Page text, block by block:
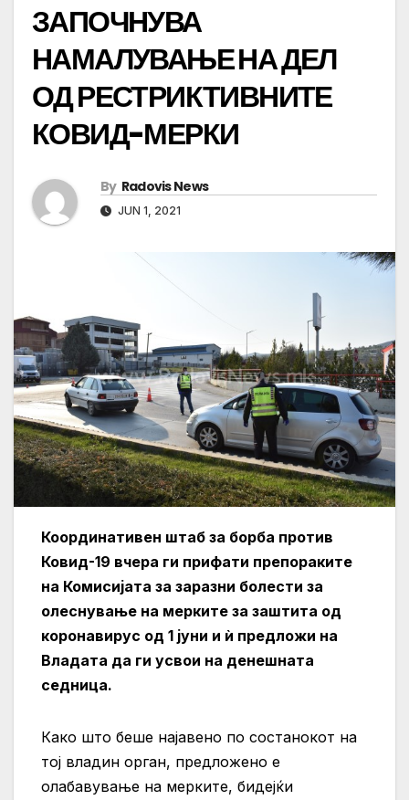
ЗАПОЧНУВА
НАМАЛУВАЊЕ НА ДЕЛ
ОД РЕСТРИКТИВНИТЕ
КОВИД-МЕРКИ
By Radovis News
JUN 1, 2021
Координативен штаб за борба против
Ковид-19 вчера ги прифати препораките
на Комисијата за заразни болести за
олеснување на мерките за заштита од
коронавирус од 1 јуни и ѝ предложи на
Владата да ги усвои на денешната
седница.
Како што беше најавено по состанокот на
тој владин орган, предложено е
олабавување на мерките, бидејќи